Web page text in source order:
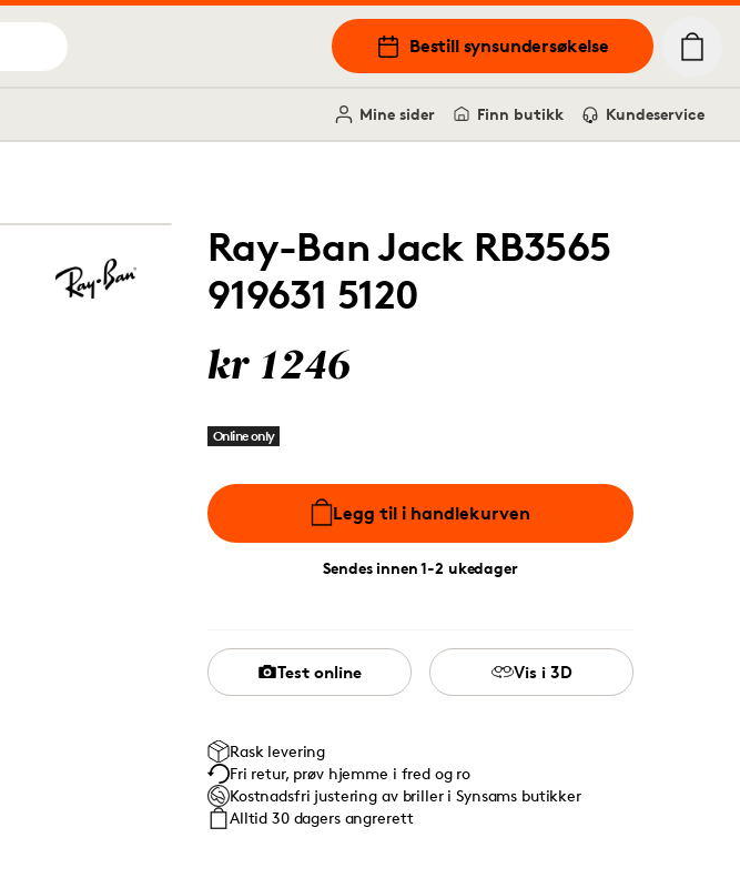
Bestill synsundersøkelse
Mine sider Finn butikk Kundeservice
Ray-Ban Jack RB3565
919631 5120
kr 1246
Online only
Legg til i handlekurven
Sendes innen 1-2 ukedager
Test online Vis i 3D
Rask levering
Fri retur, prøv hjemme i fred og ro
Kostnadsfri justering av briller i Synsams butikker
Alltid 30 dagers angrerett